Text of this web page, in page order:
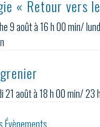
« Retour vers
9 août à 16 h 00 min/
21 août à 18 h 00 min/23